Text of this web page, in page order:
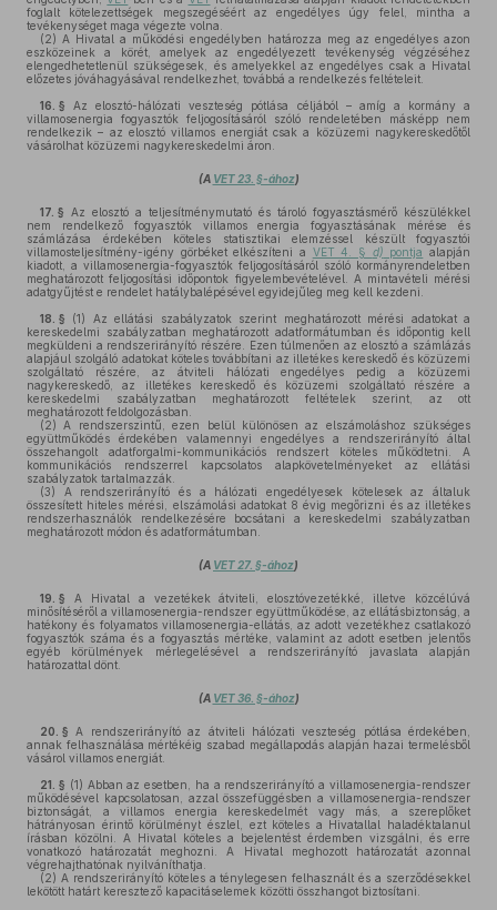
foglalt kötelezettségek megszegéséért az engedélyes úgy felel, mintha a
tevékenységet maga végezte volna.
(2) A Hivatal a működési engedélyben határozza meg az engedélyes azon
eszközeinek a körét, amelyek az engedélyezett tevékenység végzéséhez
elengedhetetlenül szükségesek, és amelyekkel az engedélyes csak a Hivatal
előzetes jóváhagyásával rendelkezhet, továbbá a rendelkezés feltételeit.
16. § Az elosztó-hálózati veszteség pótlása céljából – amíg a kormány a
villamosenergia fogyasztók feljogosításáról szóló rendeletében másképp nem
rendelkezik – az elosztó villamos energiát csak a közüzemi nagykereskedőtől
vásárolhat közüzemi nagykereskedelmi áron.
(A VET 23. §-ához)
17. § Az elosztó a teljesítménymutató és tároló fogyasztásmérő készülékkel
nem rendelkező fogyasztók villamos energia fogyasztásának mérése és
számlázása érdekében köteles statisztikai elemzéssel készült fogyasztói
villamosteljesítmény-igény görbéket elkészíteni a VET 4. § d) pontja alapján
kiadott, a villamosenergia-fogyasztók feljogosításáról szóló kormányrendeletben
meghatározott feljogosítási időpontok figyelembevételével. A mintavételi mérési
adatgyűjtést e rendelet hatálybalépésével egyidejűleg meg kell kezdeni.
18. § (1)
Az ellátási szabályzatok szerint meghatározott mérési adatokat a
kereskedelmi szabályzatban meghatározott adatformátumban és időpontig kell
megküldeni a rendszerirányító részére. Ezen túlmenően az elosztó a számlázás
alapjául szolgáló adatokat köteles továbbítani az illetékes kereskedő és közüzemi
szolgáltató részére, az átviteli hálózati engedélyes pedig a közüzemi
nagykereskedő, az illetékes kereskedő és közüzemi szolgáltató részére a
kereskedelmi szabályzatban meghatározott feltételek szerint, az ott
meghatározott feldolgozásban.
(2) A rendszerszintű, ezen belül különösen az elszámoláshoz szükséges
együttműködés érdekében valamennyi engedélyes a rendszerirányító által
összehangolt adatforgalmi-kommunikációs rendszert köteles működtetni. A
kommunikációs rendszerrel kapcsolatos alapkövetelményeket az ellátási
szabályzatok tartalmazzák.
(3) A rendszerirányító és a hálózati engedélyesek kötelesek az általuk
összesített hiteles mérési, elszámolási adatokat 8 évig megőrizni és az illetékes
rendszerhasználók rendelkezésére bocsátani a kereskedelmi szabályzatban
meghatározott módon és adatformátumban.
(A VET 27. §-ához)
19. § A Hivatal a vezetékek átviteli, elosztóvezetékké, illetve közcélúvá
minősítéséről a villamosenergia-rendszer együttműködése, az ellátásbiztonság, a
hatékony és folyamatos villamosenergia-ellátás, az adott vezetékhez csatlakozó
fogyasztók száma és a fogyasztás mértéke, valamint az adott esetben jelentős
egyéb körülmények mérlegelésével a rendszerirányító javaslata alapján
határozattal dönt.
(A VET 36. §-ához)
20. § A rendszerirányító az átviteli hálózati veszteség pótlása érdekében,
annak felhasználása mértékéig szabad megállapodás alapján hazai termelésből
vásárol villamos energiát.
21. § (1) Abban az esetben, ha a rendszerirányító a villamosenergia-rendszer
működésével kapcsolatosan, azzal összefüggésben a villamosenergia-rendszer
biztonságát, a villamos energia kereskedelmét vagy más, a szereplőket
hátrányosan érintő körülményt észlel, ezt köteles a Hivatallal haladéktalanul
írásban közölni. A Hivatal köteles a bejelentést érdemben vizsgálni, és erre
vonatkozó határozatát meghozni. A Hivatal meghozott határozatát azonnal
végrehajthatónak nyilváníthatja.
(2) A rendszerirányító köteles a ténylegesen felhasznált és a szerződésekkel
lekötött határt keresztező kapacitáselemek közötti összhangot biztosítani.